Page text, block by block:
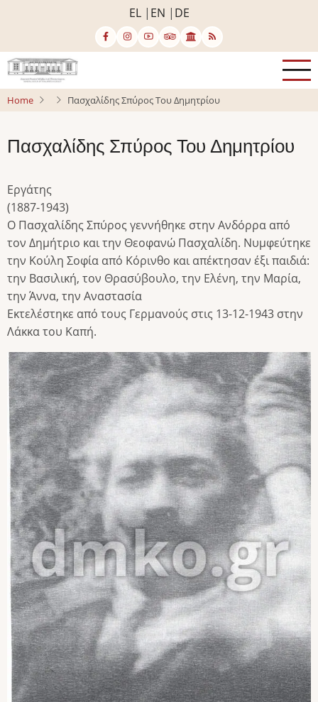
content
EL EN DE
Home Πασχαλίδης Σπύρος Του Δημητρίου
Πασχαλίδης Σπύρος Του Δημητρίου
Εργάτης
(1887-1943)
Ο Πασχαλίδης Σπύρος γεννήθηκε στην Ανδόρρα από
τον Δημήτριο και την Θεοφανώ Πασχαλίδη. Νυμφεύτηκε
την Κούλη Σοφία από Κόρινθο και απέκτησαν έξι παιδιά:
την Βασιλική, τον Θρασύβουλο, την Ελένη, την Μαρία,
την Άννα, την Αναστασία
Εκτελέστηκε από τους Γερμανούς στις 13-12-1943 στην
Λάκκα του Καπή.
Image